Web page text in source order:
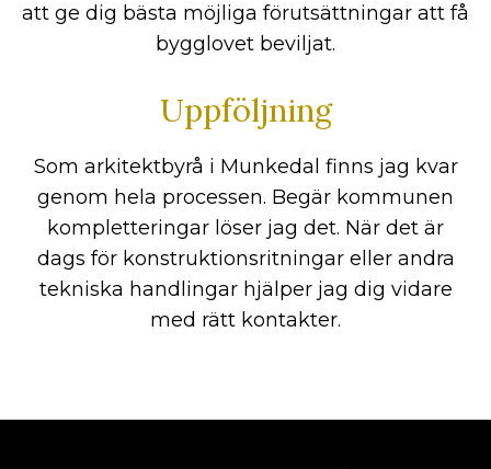
att ge dig bästa möjliga förutsättningar att få
bygglovet beviljat.
Uppföljning
Som arkitektbyrå i Munkedal finns jag kvar
genom hela processen. Begär kommunen
kompletteringar löser jag det. När det är
dags för konstruktionsritningar eller andra
tekniska handlingar hjälper jag dig vidare
med rätt kontakter.